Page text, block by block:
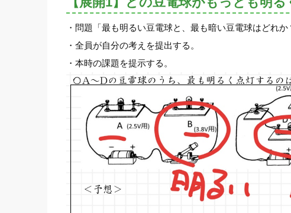
・問題「最も明るい豆電球と、最も暗い豆電球はどれか
・全員が自分の考えを提出する。
・本時の課題を提示する。